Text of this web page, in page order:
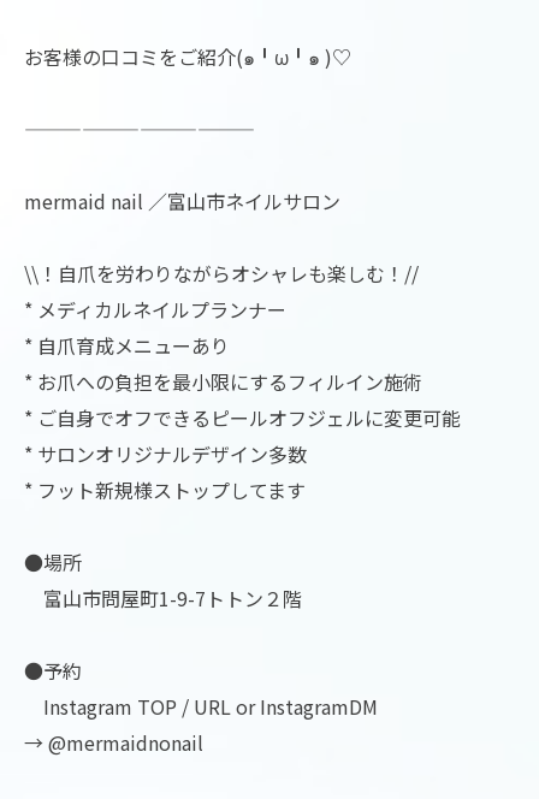
お客様の口コミをご紹介(๑╹ω╹๑ )♡
————————————
mermaid nail ／富山市ネイルサロン
\\！自爪を労わりながらオシャレも楽しむ！//
* メディカルネイルプランナー
* 自爪育成メニューあり
* お爪への負担を最小限にするフィルイン施術
* ご自身でオフできるピールオフジェルに変更可能
* サロンオリジナルデザイン多数
* フット新規様ストップしてます
●場所
富山市問屋町1-9-7トトン２階
●予約
Instagram TOP / URL or InstagramDM
→ @mermaidnonail